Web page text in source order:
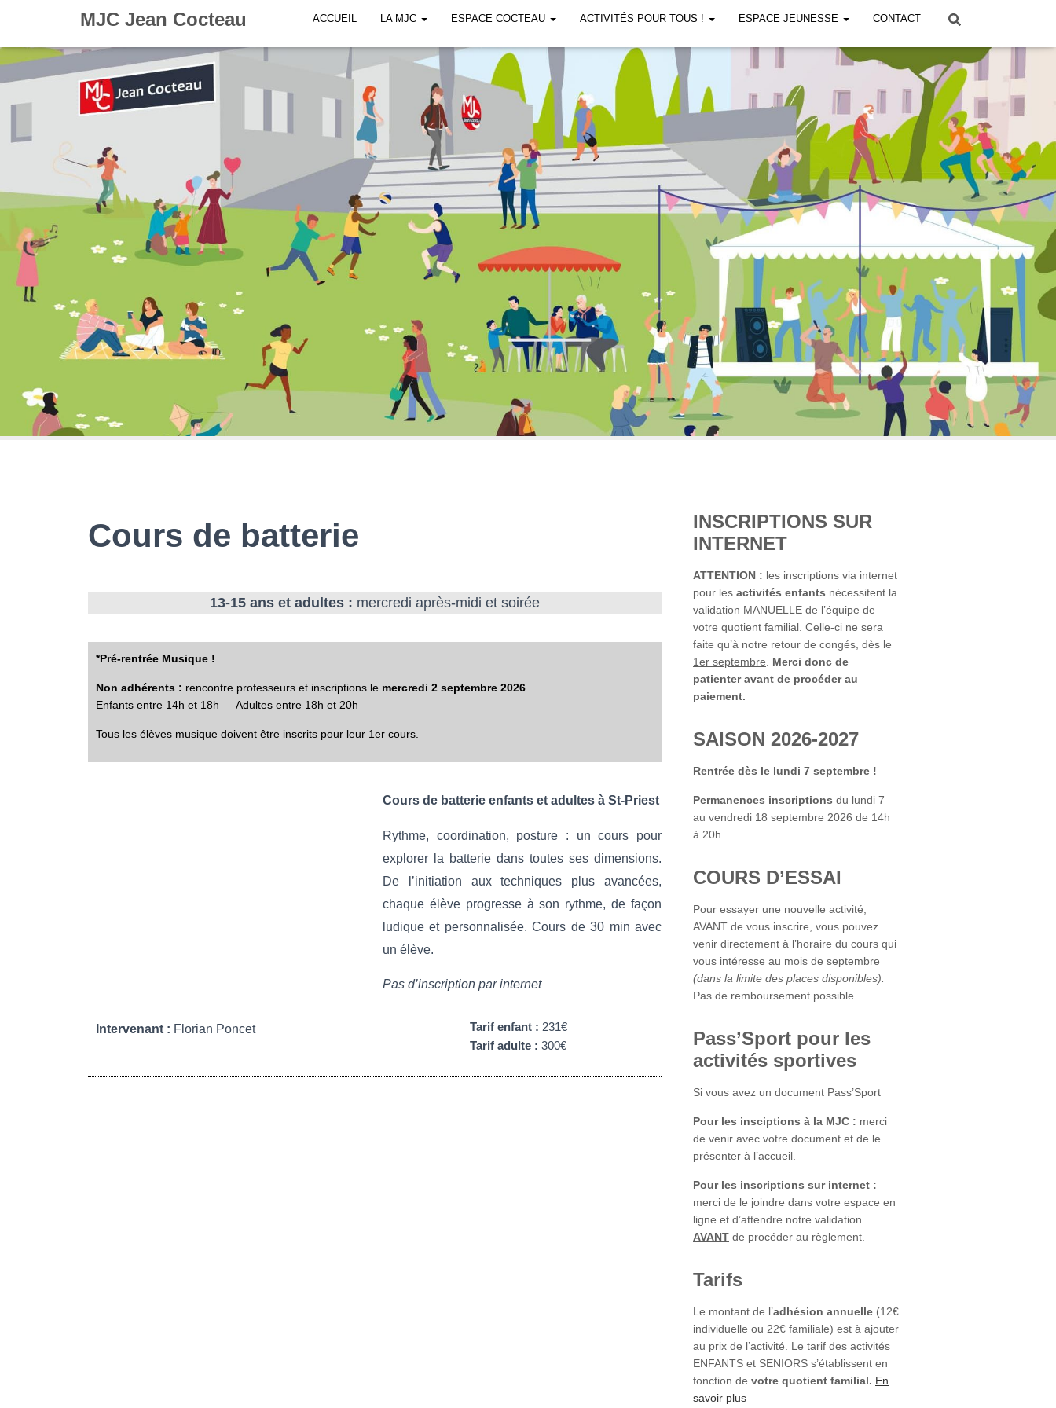
MJC Jean Cocteau ACCUEIL LA MJC ESPACE COCTEAU ACTIVITÉS POUR TOUS ! ESPACE JEUNESSE CONTACT
Cours de batterie
13-15 ans et adultes : mercredi après-midi et soirée
*Pré-rentrée Musique !
Non adhérents : rencontre professeurs et inscriptions le mercredi 2 septembre 2026
Enfants entre 14h et 18h — Adultes entre 18h et 20h
Tous les élèves musique doivent être inscrits pour leur 1er cours.
Cours de batterie enfants et adultes à St-Priest
Rythme, coordination, posture : un cours pour
explorer la batterie dans toutes ses dimensions.
De l’initiation aux techniques plus avancées,
chaque élève progresse à son rythme, de façon
ludique et personnalisée. Cours de 30 min avec
un élève.
Pas d’inscription par internet
Intervenant : Florian Poncet Tarif enfant : 231€
Tarif adulte : 300€
INSCRIPTIONS SUR
INTERNET
ATTENTION : les inscriptions via internet
pour les activités enfants nécessitent la
validation MANUELLE de l’équipe de
votre quotient familial. Celle-ci ne sera
faite qu’à notre retour de congés, dès le
1er septembre
Merci donc de
patienter avant de procéder au
paiement.
SAISON 2026-2027
Rentrée dès le lundi 7 septembre !
Permanences inscriptions du lundi 7
au vendredi 18 septembre 2026 de 14h
à 20h.
COURS D’ESSAI
Pour essayer une nouvelle activité,
AVANT de vous inscrire, vous pouvez
venir directement à l’horaire du cours qui
vous intéresse au mois de septembre
(dans la limite des places disponibles).
Pas de remboursement possible.
Pass’Sport pour les
activités sportives
Si vous avez un document Pass’Sport
Pour les insciptions à la MJC : merci
de venir avec votre document et de le
présenter à l’accueil.
Pour les inscriptions sur internet :
merci de le joindre dans votre espace en
ligne et d’attendre notre validation
AVANT de procéder au règlement.
Tarifs
Le montant de l’adhésion annuelle (12€
individuelle ou 22€ familiale) est à ajouter
au prix de l’activité. Le tarif des activités
ENFANTS et SENIORS s’établissent en
fonction de votre quotient familial. En
savoir plus